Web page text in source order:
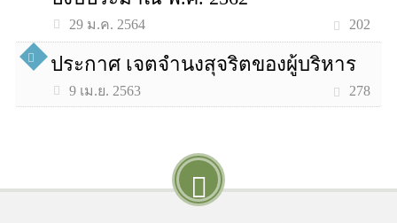
29 ม.ค. 2564 202
ประกาศ เจตจำนงสุจริตของผู้บริหาร
9 เม.ย. 2563 278